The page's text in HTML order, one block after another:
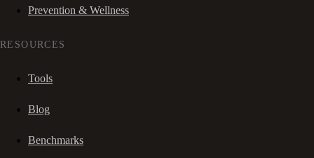
Prevention & Wellness
RESOURCES
Tools
Blog
Benchmarks